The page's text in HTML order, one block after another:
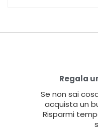
Regala
Se non sai
acquista un
Risparmi